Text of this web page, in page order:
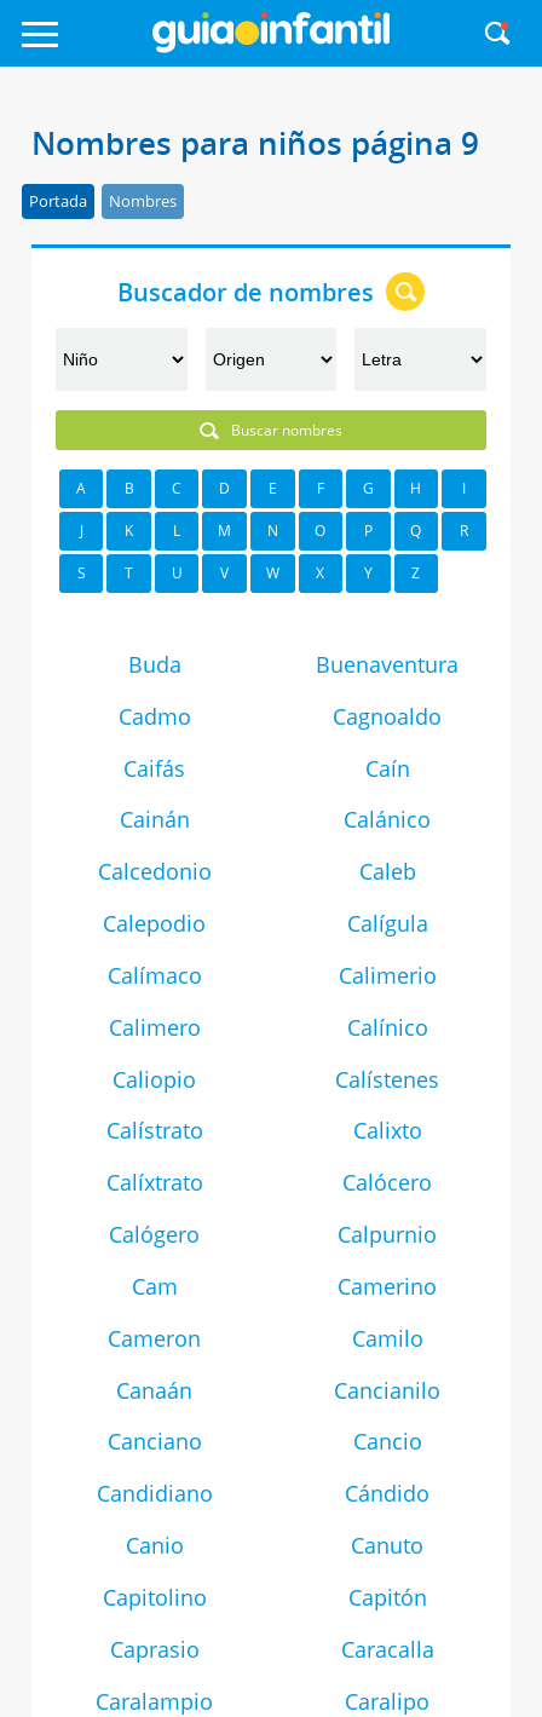
Nombres para niños página 9
Portada Nombres
Buscador de nombres
Buscar nombres
A B C D E F G H I
J K L M N O P Q R
S T U V W X Y Z
Buda
Buenaventura
Cadmo
Cagnoaldo
Caifás
Caín
Cainán
Calánico
Calcedonio
Caleb
Calepodio
Calígula
Calímaco
Calimerio
Calimero
Calínico
Caliopio
Calístenes
Calístrato
Calixto
Calíxtrato
Calócero
Calógero
Calpurnio
Cam
Camerino
Cameron
Camilo
Canaán
Cancianilo
Canciano
Cancio
Candidiano
Cándido
Canio
Canuto
Capitolino
Capitón
Caprasio
Caracalla
Caralampio
Caralipo